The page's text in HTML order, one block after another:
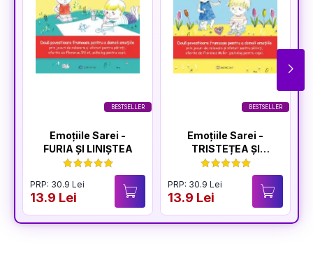
BESTSELLER
Emoțiile Sarei -
FURIA ȘI LINIȘTEA
PRP: 30.9 Lei
13.9 Lei
BESTSELLER
Emoțiile Sarei -
TRISTEȚEA ȘI
BUCURIA
PRP: 30.9 Lei
13.9 Lei